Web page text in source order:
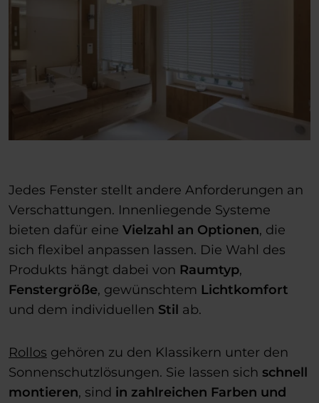
Jedes Fenster stellt andere Anforderungen an
Verschattungen. Innenliegende Systeme
bieten dafür eine Vielzahl an Optionen, die
sich flexibel anpassen lassen. Die Wahl des
Produkts hängt dabei von Raumtyp,
Fenstergröße, gewünschtem Lichtkomfort
und dem individuellen Stil ab.
Rollos gehören zu den Klassikern unter den
Sonnenschutzlösungen. Sie lassen sich schnell
montieren, sind in zahlreichen Farben und